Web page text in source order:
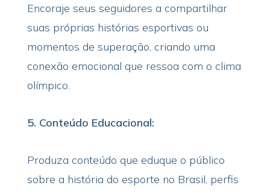
Encoraje seus seguidores a compartilhar
suas próprias histórias esportivas ou
momentos de superação, criando uma
conexão emocional que ressoa com o clima
olímpico.
5. Conteúdo Educacional:
Produza conteúdo que eduque o público
sobre a história do esporte no Brasil, perfis